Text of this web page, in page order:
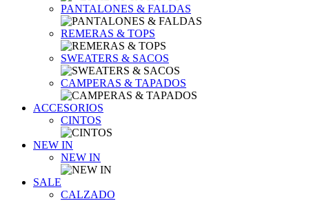
PANTALONES & FALDAS
REMERAS & TOPS
SWEATERS & SACOS
CAMPERAS & TAPADOS
ACCESORIOS
CINTOS
NEW IN
NEW IN
SALE
CALZADO